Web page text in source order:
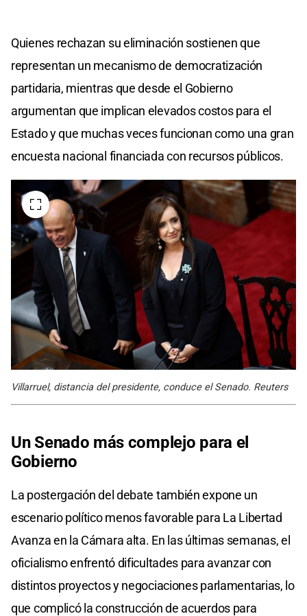
Quienes rechazan su eliminación sostienen que
representan un mecanismo de democratización
partidaria, mientras que desde el Gobierno
argumentan que implican elevados costos para el
Estado y que muchas veces funcionan como una gran
encuesta nacional financiada con recursos públicos.
Villarruel, distancia del presidente, conduce el Senado. Reuters
Un Senado más complejo para el
Gobierno
La postergación del debate también expone un
escenario político menos favorable para La Libertad
Avanza en la Cámara alta. En las últimas semanas, el
oficialismo enfrentó dificultades para avanzar con
distintos proyectos y negociaciones parlamentarias, lo
que complicó la construcción de acuerdos para